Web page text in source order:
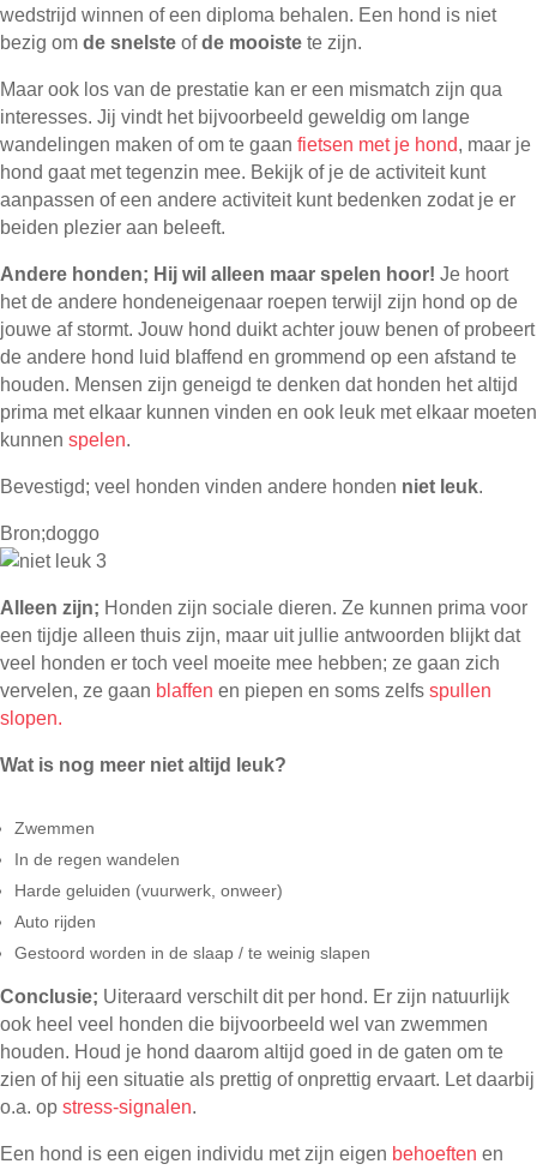
wedstrijd winnen of een diploma behalen. Een hond is niet
bezig om de snelste ofde mooiste te zijn.
Maar ook los van de prestatie kan er een mismatch zijn qua
interesses. Jij vindt het bijvoorbeeld geweldig om lange
wandelingen maken of om te gaan fietsen met je hond, maar je
hond gaat met tegenzin mee. Bekijk of je de activiteit kunt
aanpassen of een andere activiteit kunt bedenken zodat je er
beiden plezier aan beleeft.
Andere honden; Hij wil alleen maar spelen hoor! Je hoort
het de andere hondeneigenaar roepen terwijl zijn hond op de
jouwe af stormt. Jouw hond duikt achter jouw benen of probeert
de andere hond luid blaffend en grommend op een afstand te
houden. Mensen zijn geneigd te denken dat honden het altijd
prima met elkaar kunnen vinden en ook leuk met elkaar moeten
kunnen spelen.
Bevestigd; veel honden vinden andere honden niet leuk.
Bron;doggo
Alleen zijn; Honden zijn sociale dieren. Ze kunnen prima voor
een tijdje alleen thuis zijn, maar uit jullie antwoorden blijkt dat
veel honden er toch veel moeite mee hebben; ze gaan zich
vervelen, ze gaan blaffen en piepen en soms zelfs spullen
slopen.
Wat is nog meer niet altijd leuk?
Zwemmen
In de regen wandelen
Harde geluiden (vuurwerk, onweer)
Auto rijden
Gestoord worden in de slaap / te weinig slapen
Conclusie; Uiteraard verschilt dit per hond. Er zijn natuurlijk
ook heel veel honden die bijvoorbeeld wel van zwemmen
houden. Houd je hond daarom altijd goed in de gaten om te
zien of hij een situatie als prettig of onprettig ervaart. Let daarbij
o.a. op stress-signalen.
Een hond is een eigen individu met zijn eigen behoeften en